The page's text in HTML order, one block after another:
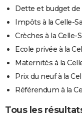
Dette et budget de
Impôts à la Celle-
Crèches à la Celle-
Ecole privée à la
Maternités à la
Prix du neuf à la
Référendum à la
Tous les